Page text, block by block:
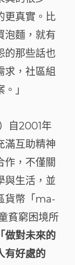
更真實。比
泡麵，就有
的那些話也
求，社區組
」
自2001年
滿互助精神
作，不僅關
與生活，並
貨幣「ma-
貧窮困境所
「做對未來的
有好處的